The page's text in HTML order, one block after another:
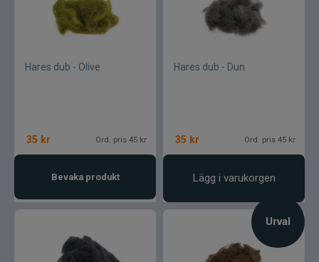
Urval
Hares dub - Olive
35 kr Ord. pris 45 kr
Bevaka produkt
Hares dub - Dun
35 kr Ord. pris 45 kr
Lägg i varukorgen